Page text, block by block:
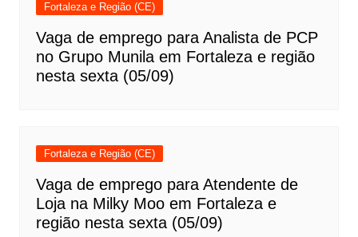
Fortaleza e Região (CE)
Vaga de emprego para Analista de PCP
no Grupo Munila em Fortaleza e região
nesta sexta (05/09)
Fortaleza e Região (CE)
Vaga de emprego para Atendente de
Loja na Milky Moo em Fortaleza e
região nesta sexta (05/09)